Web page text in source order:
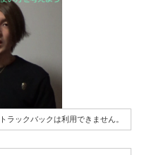
トラックバックは利用できません。